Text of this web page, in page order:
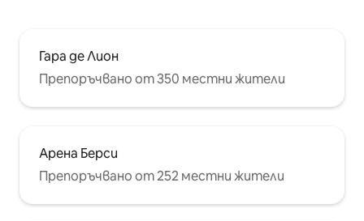
Гара де Лион
Препоръчвано от 350 местни жители
Арена Берси
Препоръчвано от 252 местни жители